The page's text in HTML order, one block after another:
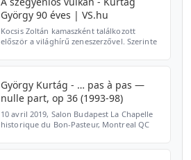
György 90 éves | VS.hu
Kocsis Zoltán kamaszként találkozott
először a világhírű zeneszerzővel. Szerinte
György Kurtág - … pas à pas —
nulle part, op 36 (1993-98)
10 avril 2019, Salon Budapest La Chapelle
historique du Bon-Pasteur, Montreal QC